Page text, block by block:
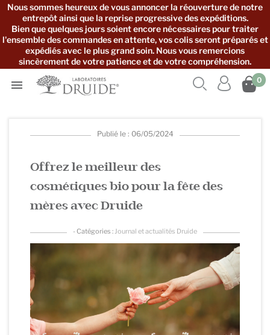
Nous sommes heureux de vous annoncer la réouverture de notre
entrepôt ainsi que la reprise progressive des expéditions.
Bien que quelques jours soient encore nécessaires pour traiter
l'ensemble des commandes en attente, vos colis seront préparés et
expédiés avec le plus grand soin. Nous vous remercions
sincèrement de votre patience et de votre compréhension.
 0


Publié le : 06/05/2024
Offrez le meilleur des
cosmétiques bio pour la fête des
mères avec Druide
- Catégories :Journal et actualités Druide